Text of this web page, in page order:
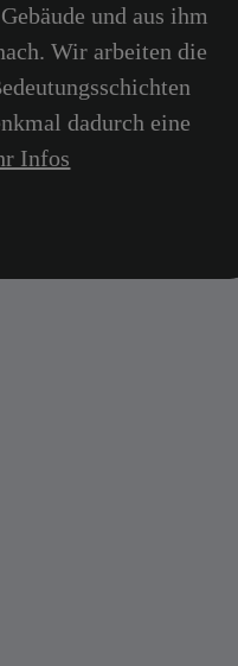
in
und aus ihm
Wir arbeiten die
dadurch eine
Infos